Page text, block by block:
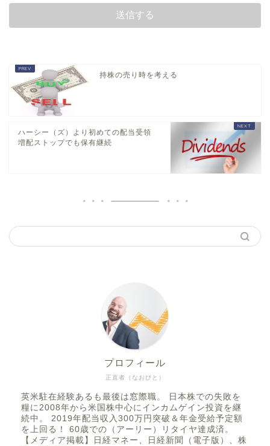
持株の売り時を考える
ハーシー（ズ）より初めての配当受領
増配ストップでも保有継続
正直者（なおびと）
プロフィール
英米駐在経験あるも最後は窓際職。 日本株での失敗を
糧に2008年から米国株中心にインカムゲイン投資を継
続中。 2019年配当収入300万円突破＆年金受給予定額
を上回る！ 60歳での（アーリー）リタイヤ達成済。
【メディア掲載】日経マネー、日経新聞（電子版）、株